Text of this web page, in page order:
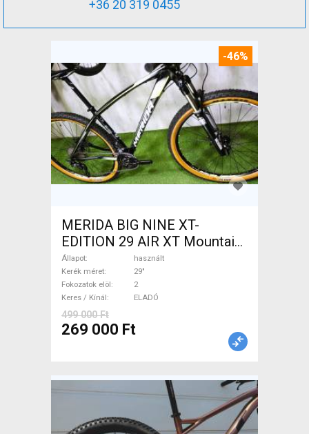
+36 20 319 0455
-46%
MERIDA BIG NINE XT-
EDITION 29 AIR XT Mountain
Bike 29" elöl teleszkópos
használt ELADÓ
Állapot
használt
Kerék méret
29"
Fokozatok elöl
2
Keres / Kínál
ELADÓ
499 000 Ft
269 000 Ft